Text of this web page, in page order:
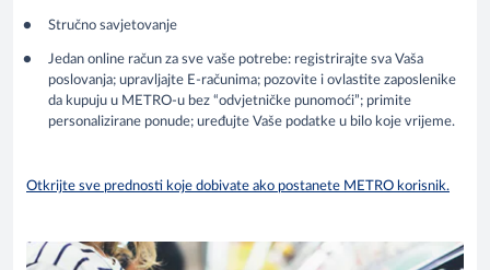
Stručno savjetovanje
Jedan online račun za sve vaše potrebe: registrirajte sva Vaša
poslovanja; upravljajte E-računima; pozovite i ovlastite zaposlenike
da kupuju u METRO-u bez “odvjetničke punomoći”; primite
personalizirane ponude; uređujte Vaše podatke u bilo koje vrijeme.
Otkrijte sve prednosti koje dobivate ako postanete METRO korisnik.